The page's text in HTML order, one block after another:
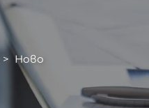
>Ново